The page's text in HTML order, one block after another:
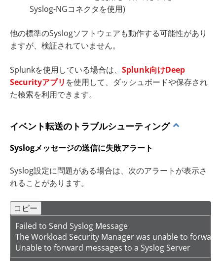
Syslog-NGコネクタを使用)
他の標準のSyslogソフトウェアも動作する可能性があり
ますが、検証されていません。
Splunkを使用している場合は、 Splunk向けDeep
Securityアプリ を使用して、ダッシュボードや保存され
た検索を利用できます。
イベント転送のトラブルシューティング
Syslogメッセージの送信に失敗アラート
Syslog設定に問題がある場合は、次のアラートが表示さ
れることがあります。
コピー
Failed to Send Syslog Message
The Workload Security Manager was unable to
Unable to forward messages to a Syslog Server